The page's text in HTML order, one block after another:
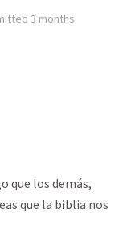
3 months
que los demás,
que la biblia nos